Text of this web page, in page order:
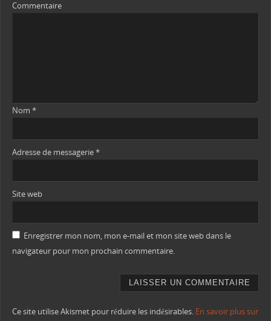
Commentaire
Nom *
Adresse de messagerie*
Site web
Enregistrer mon nom, mon e-mail et mon site web dans le
navigateur pour mon prochain commentaire.
Ce site utilise Akismet pour réduire les indésirables. En savoir plus sur